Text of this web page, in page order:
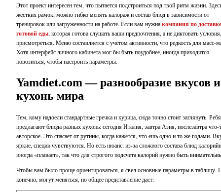
Этот проект интересен тем, что пытается подстроиться под твой ритм жизни.
жестких рамок, можно гибко менять калораж и состав блюд в зависимости от
тренировок или загруженности на работе. Если вам нужнакомпания по доставке
готовой еды, которая готова слушать ваши предпочтения, а не диктовать
присмотреться. Меню составляется с учетом активности, что редкость для масс-
Хотя интерфейс личного кабинета мог бы быть поудобнее, иногда приходится
повозиться, чтобы настроить параметры.
Yamdiet.com — разнообразие вкусов и
кухонь мира
Тем, кому надоели стандартные гречка и курица, сюда точно стоит заглянуть.
предлагают блюда разных кухонь: сегодня Италия, завтра Азия, послезавтра что-
авторское. Это спасает от рутины, когда кажется, что ешь одно и то же годами.
яркие, специи чувствуются. Но есть нюанс: из-за сложного состава блюд
иногда «плавает», так что для строгого подсчета калорий нужно быть
Чтобы вам было проще ориентироваться, я свел основные параметры в
конечно, могут меняться, но общее представление даст: